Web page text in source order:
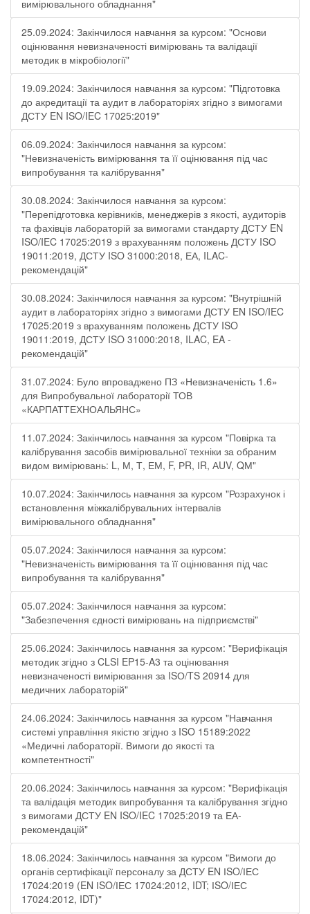
вимірювального обладнання"
25.09.2024: Закінчилося навчання за курсом: "Основи
оцінювання невизначеності вимірювань та валідації
методик в мікробіології"
19.09.2024: Закінчилося навчання за курсом: "Підготовка
до акредитації та аудит в лабораторіях згідно з вимогами
ДСТУ EN ISO/IEC 17025:2019"
06.09.2024: Закінчилося навчання за курсом:
"Невизначеність вимірювання та її оцінювання під час
випробування та калібрування"
30.08.2024: Закінчилося навчання за курсом:
"Перепідготовка керівників, менеджерів з якості, аудиторів
та фахівців лабораторій за вимогами стандарту ДСТУ EN
ISO/IEC 17025:2019 з врахуванням положень ДСТУ ISO
19011:2019, ДСТУ ISO 31000:2018, ЕА, ILAC-
рекомендацій"
30.08.2024: Закінчилося навчання за курсом: "Внутрішній
аудит в лабораторіях згідно з вимогами ДСТУ EN ISO/IEC
17025:2019 з врахуванням положень ДСТУ ISO
19011:2019, ДСТУ ISO 31000:2018, ILAC, EA -
рекомендацій"
31.07.2024: Було впроваджено ПЗ «Невизначеність 1.6»
для Випробувальної лабораторії ТОВ
«КАРПАТТЕХНОАЛЬЯНС»
11.07.2024: Закінчилось навчання за курсом "Повірка та
калібрування засобів вимірювальної техніки за обраним
видом вимірювань: L, М, Т, ЕМ, F, РR, ІR, АUV, QМ"
10.07.2024: Закінчилось навчання за курсом "Розрахунок і
встановлення міжкалібрувальних інтервалів
вимірювального обладнання"
05.07.2024: Закінчилося навчання за курсом:
"Невизначеність вимірювання та її оцінювання під час
випробування та калібрування"
05.07.2024: Закінчилося навчання за курсом:
"Забезпечення єдності вимірювань на підприємстві"
25.06.2024: Закінчилось навчання за курсом: "Верифікація
методик згідно з CLSI EP15-A3 та оцінювання
невизначеності вимірювання за ISО/TS 20914 для
медичних лабораторій"
24.06.2024: Закінчилось навчання за курсом "Навчання
системі управління якістю згідно з ISO 15189:2022
«Медичні лабораторії. Вимоги до якості та
компетентності"
20.06.2024: Закінчилось навчання за курсом: "Верифікація
та валідація методик випробування та калібрування згідно
з вимогами ДСТУ EN ISO/IEC 17025:2019 та ЕА-
рекомендацій"
18.06.2024: Закінчилось навчання за курсом "Вимоги до
органів сертифікації персоналу за ДСТУ EN ІSO/ІЕС
17024:2019 (EN ІSO/ІЕС 17024:2012, IDT; ІSO/ІЕС
17024:2012, IDT)"